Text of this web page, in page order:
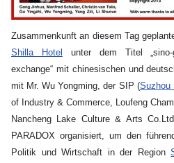
Zusammenkunft an diesem Tag
Shilla Hotel
unter dem Titel
exchange“ mit chinesischen und
mit Mr. Wu Yongming, der SIP (Suzhou
of Industry & Commerce, Loufeng
Nancheng Lake Culture & Arts
PARADOX organisiert, um den
Politik und Wirtschaft in der Region